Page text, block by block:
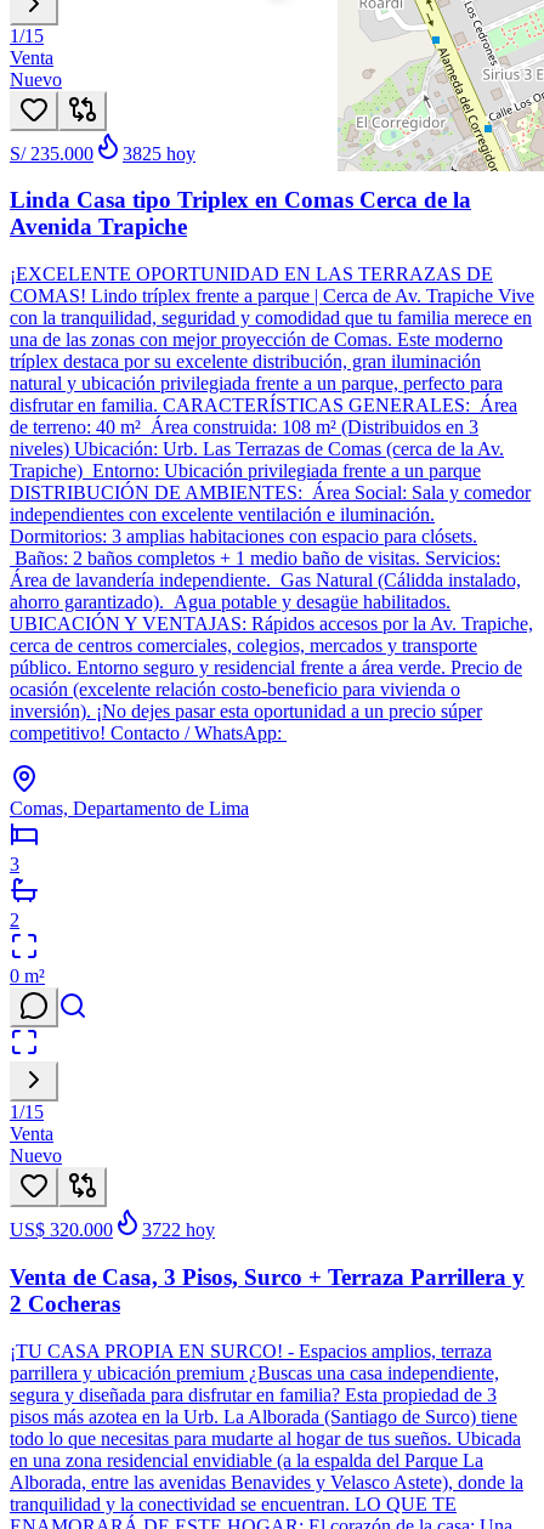
1/15
Venta
Nuevo
S/ 235.000 3825 hoy
Linda Casa tipo Triplex en Comas Cerca de la
Avenida Trapiche
¡EXCELENTE OPORTUNIDAD EN LAS TERRAZAS DE
COMAS! Lindo tríplex frente a parque | Cerca de Av. Trapiche Vive
con la tranquilidad, seguridad y comodidad que tu familia merece en
una de las zonas con mejor proyección de Comas. Este moderno
tríplex destaca por su excelente distribución, gran iluminación
natural y ubicación privilegiada frente a un parque, perfecto para
disfrutar en familia. CARACTERÍSTICAS GENERALES: Área
de terreno: 40 m² Área construida: 108 m² (Distribuidos en 3
niveles) Ubicación: Urb. Las Terrazas de Comas (cerca de la Av.
Trapiche) Entorno: Ubicación privilegiada frente a un parque
DISTRIBUCIÓN DE AMBIENTES: Área Social: Sala y comedor
independientes con excelente ventilación e iluminación.
Dormitorios: 3 amplias habitaciones con espacio para clósets.
Baños: 2 baños completos + 1 medio baño de visitas. Servicios:
Área de lavandería independiente. Gas Natural (Cálidda instalado,
ahorro garantizado). Agua potable y desagüe habilitados.
UBICACIÓN Y VENTAJAS: Rápidos accesos por la Av. Trapiche,
cerca de centros comerciales, colegios, mercados y transporte
público. Entorno seguro y residencial frente a área verde. Precio de
ocasión (excelente relación costo-beneficio para vivienda o
inversión). ¡No dejes pasar esta oportunidad a un precio súper
competitivo! Contacto / WhatsApp:
Comas, Departamento de Lima
3
2
0 m²
1/15
Venta
Nuevo
US$ 320.000 3722 hoy
Venta de Casa, 3 Pisos, Surco + Terraza Parrillera y
2 Cocheras
¡TU CASA PROPIA EN SURCO! - Espacios amplios, terraza
parrillera y ubicación premium ¿Buscas una casa independiente,
segura y diseñada para disfrutar en familia? Esta propiedad de 3
pisos más azotea en la Urb. La Alborada (Santiago de Surco) tiene
todo lo que necesitas para mudarte al hogar de tus sueños. Ubicada
en una zona residencial envidiable (a la espalda del Parque La
Alborada, entre las avenidas Benavides y Velasco Astete), donde la
tranquilidad y la conectividad se encuentran. LO QUE TE